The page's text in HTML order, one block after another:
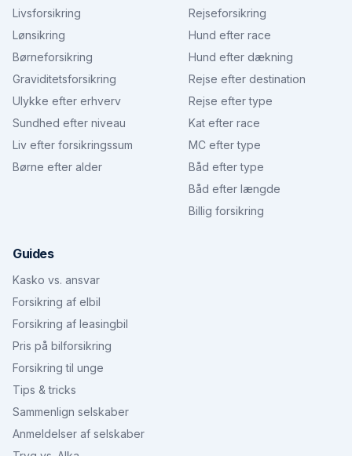
Livsforsikring
Lønsikring
Børneforsikring
Graviditetsforsikring
Ulykke efter erhverv
Sundhed efter niveau
Liv efter forsikringssum
Børne efter alder
Rejseforsikring
Hund efter race
Hund efter dækning
Rejse efter destination
Rejse efter type
Kat efter race
MC efter type
Båd efter type
Båd efter længde
Billig forsikring
Guides
Kasko vs. ansvar
Forsikring af elbil
Forsikring af leasingbil
Pris på bilforsikring
Forsikring til unge
Tips & tricks
Sammenlign selskaber
Anmeldelser af selskaber